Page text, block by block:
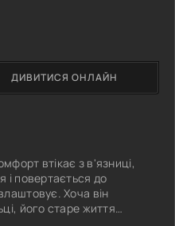
втікає з в'язниці,
і повертається до
Хоча він
його старе життя
ДИВИТИСЯ ОНЛАЙН